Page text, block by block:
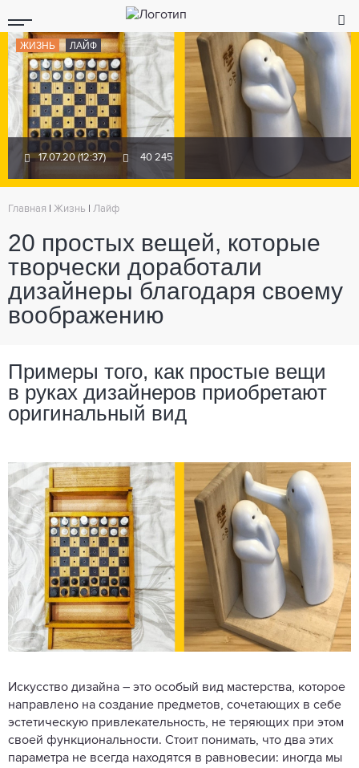
ЖИЗНЬ ЛАЙФ
17.07.20 (12:37) 40 245
Главная Жизнь Лайф
20 простых вещей, которые
творчески доработали
дизайнеры благодаря своему
воображению
Примеры того, как простые вещи
в руках дизайнеров приобретают
оригинальный вид
Искусство дизайна – это особый вид мастерства, которое
направлено на создание предметов, сочетающих в себе
эстетическую привлекательность, не теряющих при этом
своей функциональности. Стоит понимать, что два этих
параметра не всегда находятся в равновесии: иногда мы